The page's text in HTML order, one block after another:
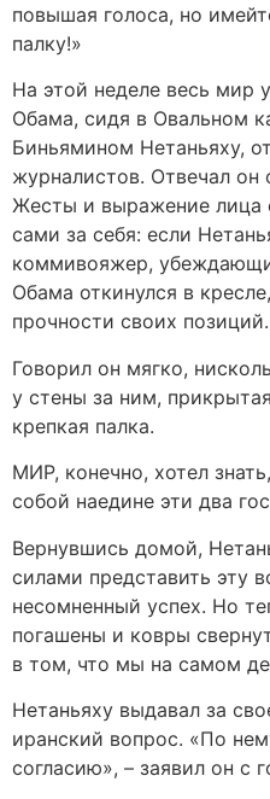
повышая голоса, но
палку!»
На этой неделе весь мир
Обама, сидя в Овальном
Биньямином Нетаньяху,
журналистов. Отвечал он
Жесты и выражение лица
сами за себя: если
коммивояжер,
Обама откинулся в
прочности своих позиций.
Говорил он мягко,
у стены за ним,
крепкая палка.
МИР, конечно, хотел
собой наедине эти два
Вернувшись домой,
силами представить эту
несомненный успех. Но
погашены и ковры
в том, что мы на самом
Нетаньяху выдавал за
иранский вопрос. «По
согласию», – заявил он с